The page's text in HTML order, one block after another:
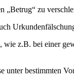
„Betrug“ zu
z.B. bei einer
bestimmten